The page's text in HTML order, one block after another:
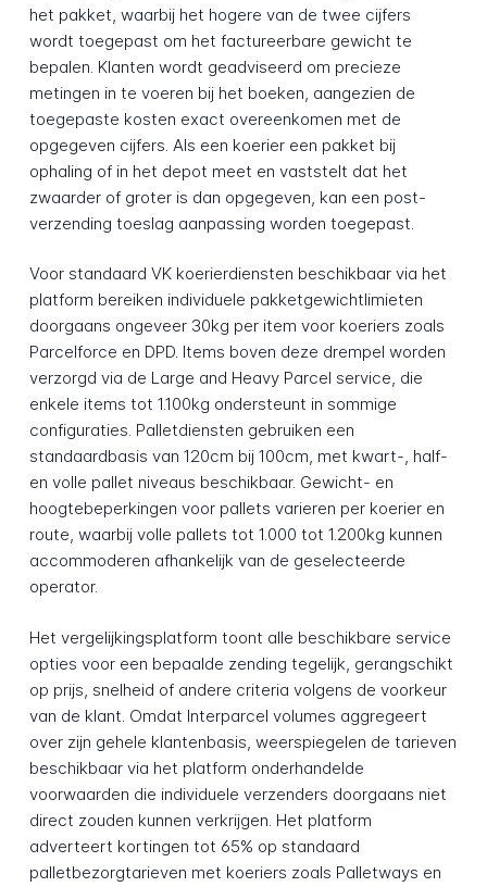
het pakket, waarbij het hogere van de twee cijfers
wordt toegepast om het factureerbare gewicht te
bepalen. Klanten wordt geadviseerd om precieze
metingen in te voeren bij het boeken, aangezien de
toegepaste kosten exact overeenkomen met de
opgegeven cijfers. Als een koerier een pakket bij
ophaling of in het depot meet en vaststelt dat het
zwaarder of groter is dan opgegeven, kan een post-
verzending toeslag aanpassing worden toegepast.
Voor standaard VK koerierdiensten beschikbaar via het
platform bereiken individuele pakketgewichtlimieten
doorgaans ongeveer 30kg per item voor koeriers zoals
Parcelforce en DPD. Items boven deze drempel worden
verzorgd via de Large and Heavy Parcel service, die
enkele items tot 1.100kg ondersteunt in sommige
configuraties. Palletdiensten gebruiken een
standaardbasis van 120cm bij 100cm, met kwart-, half-
en volle pallet niveaus beschikbaar. Gewicht- en
hoogtebeperkingen voor pallets varieren per koerier en
route, waarbij volle pallets tot 1.000 tot 1.200kg kunnen
accommoderen afhankelijk van de geselecteerde
operator.
Het vergelijkingsplatform toont alle beschikbare service
opties voor een bepaalde zending tegelijk, gerangschikt
op prijs, snelheid of andere criteria volgens de voorkeur
van de klant. Omdat Interparcel volumes aggregeert
over zijn gehele klantenbasis, weerspiegelen de tarieven
beschikbaar via het platform onderhandelde
voorwaarden die individuele verzenders doorgaans niet
direct zouden kunnen verkrijgen. Het platform
adverteert kortingen tot 65% op standaard
palletbezorgtarieven met koeriers zoals Palletways en